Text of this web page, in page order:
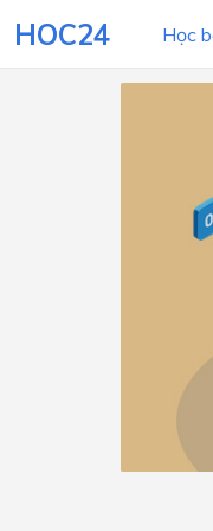
HOC24 Học
LỚP
Lớp 12
Lớp 8
Lớp 7